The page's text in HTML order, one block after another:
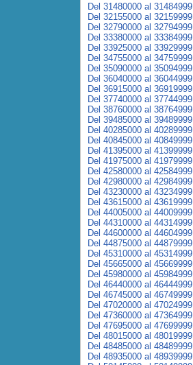
Del 31480000 al 31484999
Del 32155000 al 32159999
Del 32790000 al 32794999
Del 33380000 al 33384999
Del 33925000 al 33929999
Del 34755000 al 34759999
Del 35090000 al 35094999
Del 36040000 al 36044999
Del 36915000 al 36919999
Del 37740000 al 37744999
Del 38760000 al 38764999
Del 39485000 al 39489999
Del 40285000 al 40289999
Del 40845000 al 40849999
Del 41395000 al 41399999
Del 41975000 al 41979999
Del 42580000 al 42584999
Del 42980000 al 42984999
Del 43230000 al 43234999
Del 43615000 al 43619999
Del 44005000 al 44009999
Del 44310000 al 44314999
Del 44600000 al 44604999
Del 44875000 al 44879999
Del 45310000 al 45314999
Del 45665000 al 45669999
Del 45980000 al 45984999
Del 46440000 al 46444999
Del 46745000 al 46749999
Del 47020000 al 47024999
Del 47360000 al 47364999
Del 47695000 al 47699999
Del 48015000 al 48019999
Del 48485000 al 48489999
Del 48935000 al 48939999